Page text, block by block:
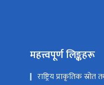
महत्त्वपूर्ण लिङ्कहरू
राष्ट्रिय प्राकृतिक